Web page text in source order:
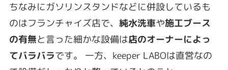
ちなみにガソリンスタンドなどに併設しているも
のはフランチャイズ店で、 純水洗車や施工ブース
の有無と言った細かな設備は店のオーナーによっ
てバラバラです。 一方、 keeper LABOは直営なの